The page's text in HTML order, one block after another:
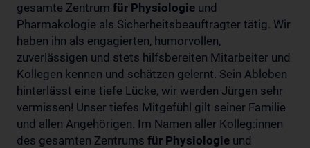
gesamte Zentrum für Physiologie und
Pharmakologie als Sicherheitsbeauftragter tätig. Wir
haben ihn als engagierten, humorvollen,
zuverlässigen und stets hilfsbereiten Mitarbeiter und
Kollegen kennen und schätzen gelernt. Sein Ableben
hinterlässt eine tiefe Lücke, wir werden Jürgen sehr
vermissen! Unser tiefes Mitgefühl gilt seiner Familie
und allen Angehörigen. Im Namen aller Kolleg:innen
des gesamten Zentrums für Physiologie und